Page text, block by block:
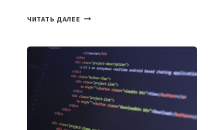
ЧИТАТЬ ДАЛЕЕ ТАСК-
ПОЛЕЗНЫХ
ИНСТРУМЕНТОВ
ДЛЯ
РАБОТЫ